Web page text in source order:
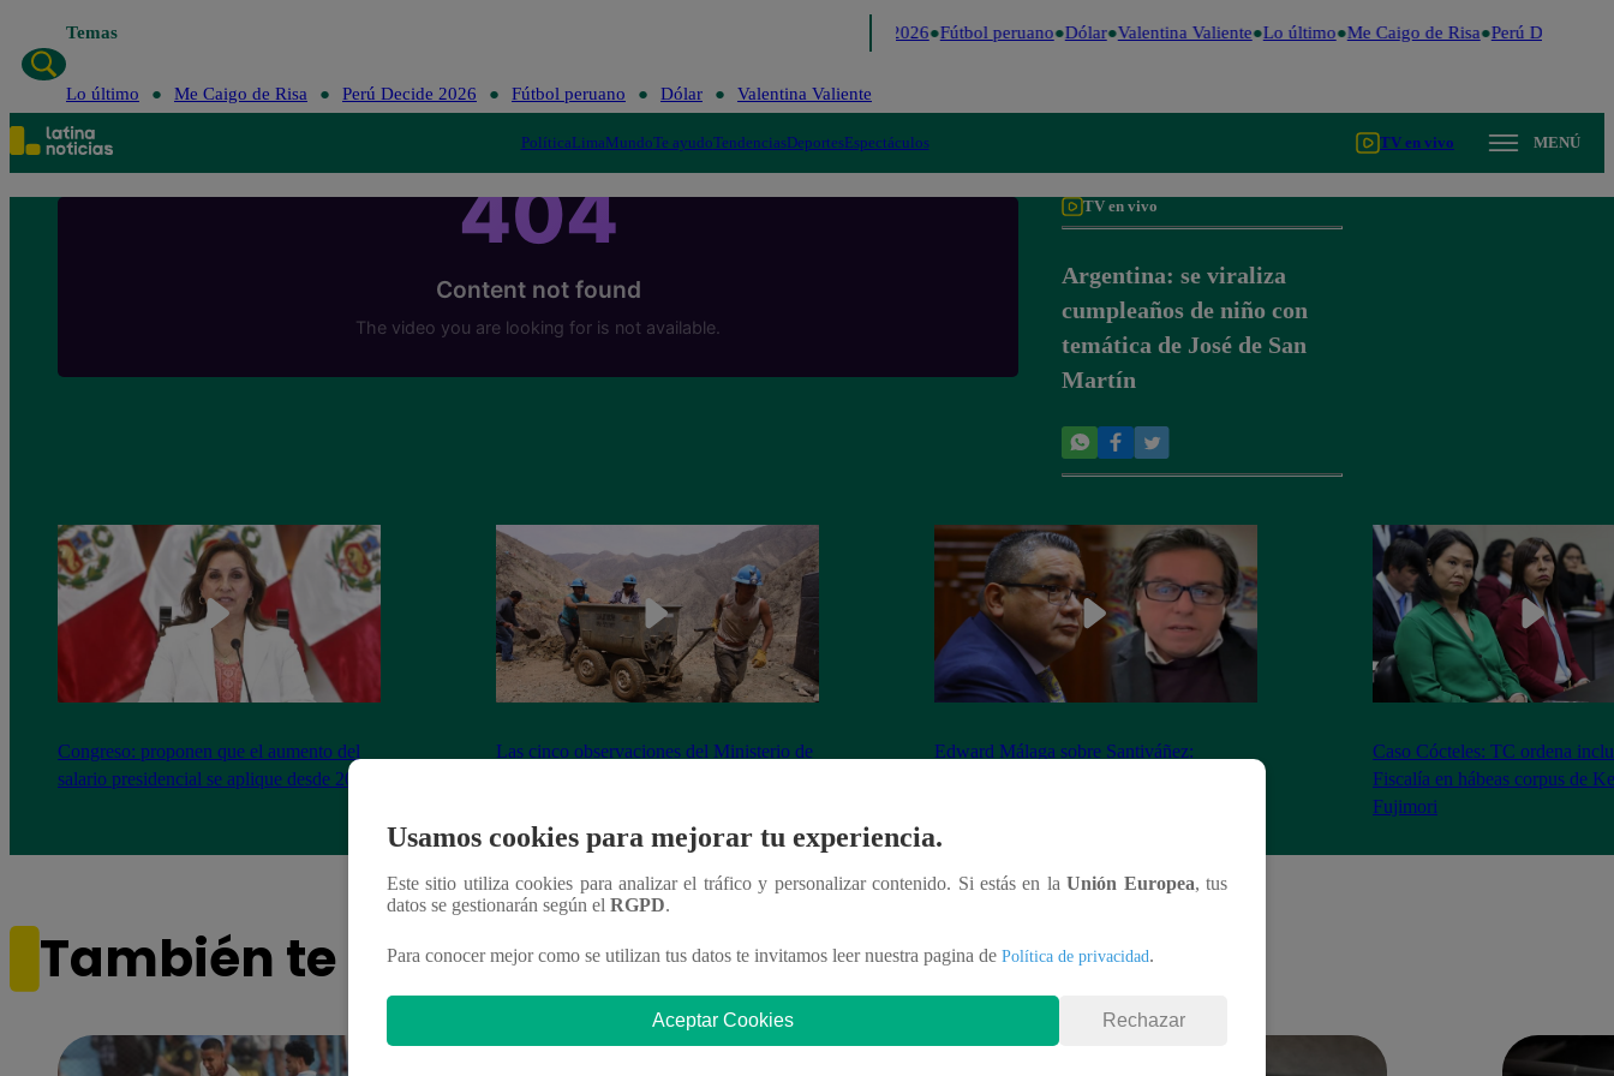
Temas Perú Decide 2026 Fútbol peruano Dólar Valentina Valiente Lo último Me Caigo de Risa Perú Decide 2026
Lo último Me Caigo de Risa Perú Decide 2026 Fútbol peruano Dólar Valentina Valiente
PolíticaLimaMundoTe ayudoTendenciasDeportesEspectáculos TV en vivo MENÚ
TV en vivo
Argentina: se viraliza
cumpleaños de niño con
temática de José de San
Martín
Congreso: proponen que el aumento del
salario presidencial se aplique desde 2026
Las cinco observaciones del Ministerio de
Edward Málaga sobre Santiváñez:
Caso Cócteles: TC ordena
Fiscalía en hábeas corpus de
Fujimori
También te puede interesar
Usamos cookies para mejorar tu experiencia.
Este sitio utiliza cookies para analizar el tráfico y personalizar contenido. Si estás en laUnión Europea, tus
datos se gestionarán según el RGPD.
Para conocer mejor como se utilizan tus datos te invitamos leer nuestra pagina de Política de privacidad.
Aceptar Cookies Rechazar